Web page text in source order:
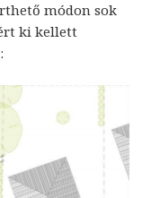
módon sok
ki kellett